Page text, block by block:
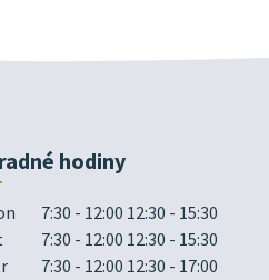
hodiny
7:30 - 12:00 12:30 - 15:30
7:30 - 12:00 12:30 - 15:30
7:30 - 12:00 12:30 - 17:00